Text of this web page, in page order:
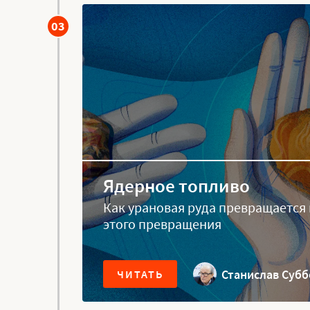
03
Ядерное топливо
Как урановая руда
этого превращения
ЧИТАТЬ Станислав